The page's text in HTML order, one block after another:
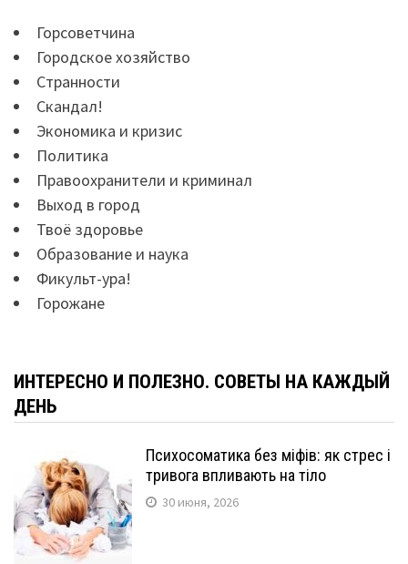
Горсоветчина
Городское хозяйство
Странности
Скандал!
Экономика и кризис
Политика
Правоохранители и криминал
Выход в город
Твоё здоровье
Образование и наука
Фикульт-ура!
Горожане
ИНТЕРЕСНО И ПОЛЕЗНО. СОВЕТЫ НА КАЖДЫЙ
ДЕНЬ
Психосоматика без міфів: як стрес і
тривога впливають на тіло
30 июня, 2026